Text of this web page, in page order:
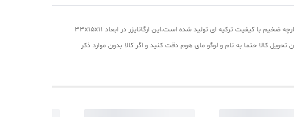
ارگانایزر کشو مای هوم مدل Unicorn ( طرح اسب تک شاخ یونیکورن) بسته 3 عددی با بهترین دوخت , چاپ و پارچه ضخیم با کیفیت ترکیه ای تولید شده است.این ارگانایزر در ابعاد 33x15x11
زمان تحویل کالا حتما به نام و لوگو مای هوم دقت کنید و اگر کالا بدون موارد ذکر